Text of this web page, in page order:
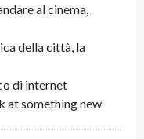
al cinema,
della città, la
di internet
at something new